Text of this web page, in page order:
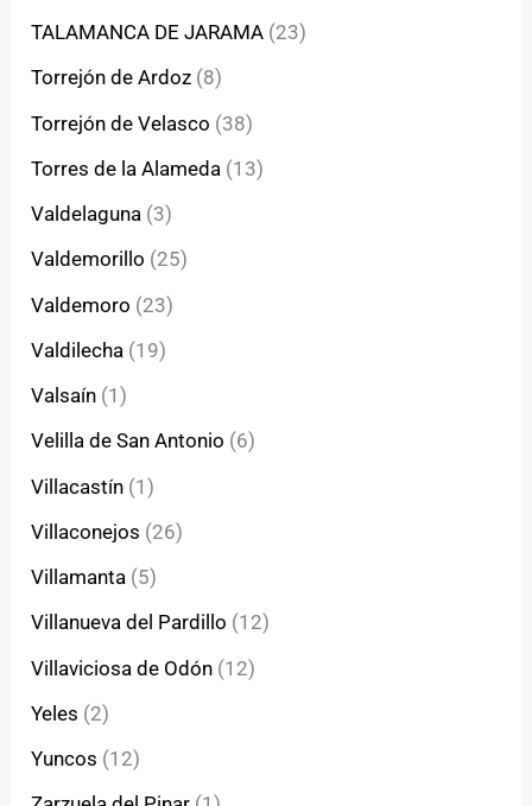
TALAMANCA DE JARAMA (23)
Torrejón de Ardoz (8)
Torrejón de Velasco (38)
Torres de la Alameda (13)
Valdelaguna (3)
Valdemorillo (25)
Valdemoro (23)
Valdilecha (19)
Valsaín (1)
Velilla de San Antonio (6)
Villacastín (1)
Villaconejos (26)
Villamanta (5)
Villanueva del Pardillo (12)
Villaviciosa de Odón (12)
Yeles (2)
Yuncos (12)